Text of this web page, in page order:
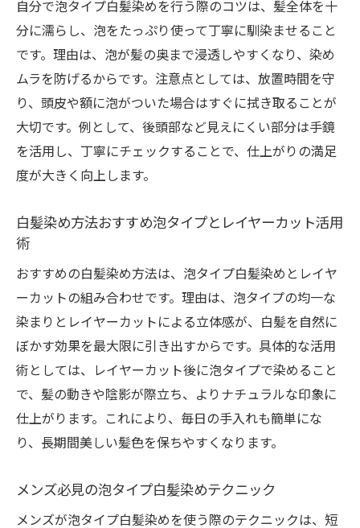
自分で泡タイプ白髪染めを行う際のコツは、髪全体を十
分に濡らし、泡をたっぷり使って丁寧に馴染ませること
です。理由は、泡が髪の奥まで浸透しやすくなり、染め
ムラを防げるからです。注意点としては、放置時間を守
り、頭皮や額に泡がついた場合はすぐに拭き取ることが
大切です。例として、後頭部など見えにくい部分は手鏡
を活用し、丁寧にチェックすることで、仕上がりの満足
度が大きく向上します。
白髪染め方法おすすめ泡タイプとレイヤーカット活用
術
おすすめの白髪染め方法は、泡タイプ白髪染めとレイヤ
ーカットの組み合わせです。理由は、泡タイプの均一な
染まりとレイヤーカットによる立体感が、白髪を自然に
ぼかす効果を最大限に引き出すからです。具体的な活用
術としては、レイヤーカット後に泡タイプで染めること
で、髪の動きや陰影が際立ち、よりナチュラルな印象に
仕上がります。これにより、毎日の手入れも簡単にな
り、長期間美しい髪色を保ちやすくなります。
メンズ必見の泡タイプ白髪染めテクニック
メンズが泡タイプ白髪染めを使う際のテクニックは、短